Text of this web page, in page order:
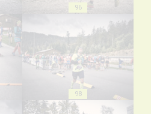
96
98